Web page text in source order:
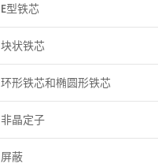
E型铁芯
块状铁芯
环形铁芯和椭圆形铁芯
非晶定子
屏蔽